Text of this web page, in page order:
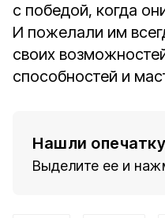
с победой, когда
И пожелали им
своих
способностей и
Нашли
Выделите ее и